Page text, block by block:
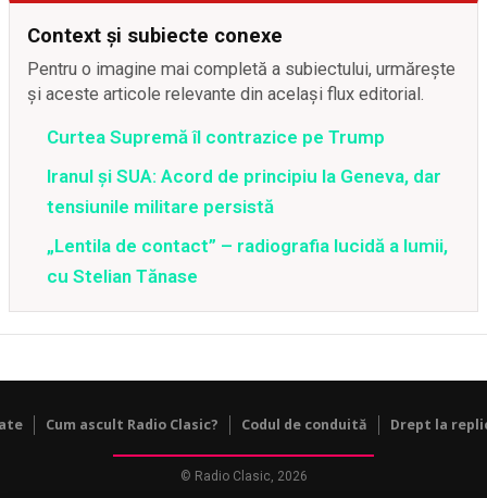
Context și subiecte conexe
Pentru o imagine mai completă a subiectului, urmărește
și aceste articole relevante din același flux editorial.
Curtea Supremă îl contrazice pe Trump
Iranul și SUA: Acord de principiu la Geneva, dar
tensiunile militare persistă
„Lentila de contact” – radiografia lucidă a lumii,
cu Stelian Tănase
Cum ascult Radio Clasic? Codul de conduită Drept la
© Radio Clasic, 2026